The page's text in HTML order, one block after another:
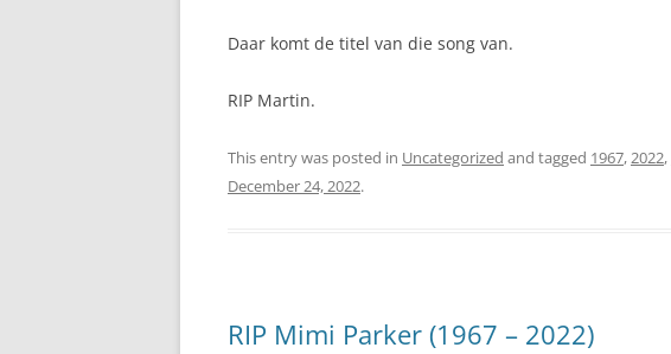
Daar komt de titel van die song van.
RIP Martin.
This entry was posted in Uncategorized and tagged 1967,2022,
December 24, 2022.
RIP Mimi Parker (1967 – 2022)